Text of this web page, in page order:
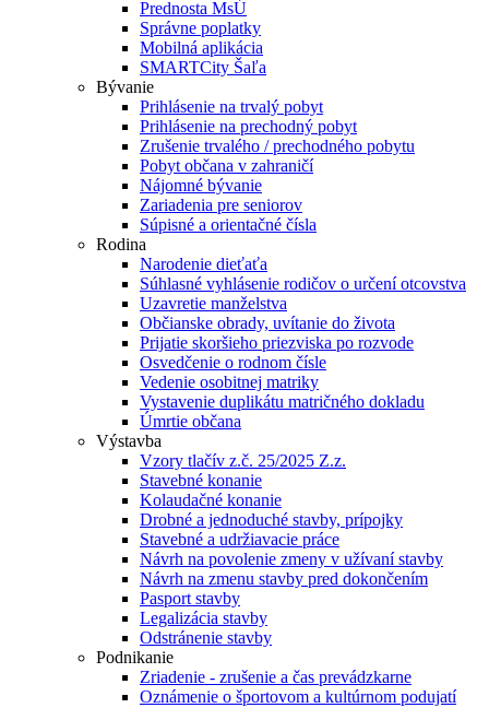
Prednosta MsÚ
Správne poplatky
Mobilná aplikácia
SMARTCity Šaľa
Bývanie
Prihlásenie na trvalý pobyt
Prihlásenie na prechodný pobyt
Zrušenie trvalého / prechodného pobytu
Pobyt občana v zahraničí
Nájomné bývanie
Zariadenia pre seniorov
Súpisné a orientačné čísla
Rodina
Narodenie dieťaťa
Súhlasné vyhlásenie rodičov o určení otcovstva
Uzavretie manželstva
Občianske obrady, uvítanie do života
Prijatie skoršieho priezviska po rozvode
Osvedčenie o rodnom čísle
Vedenie osobitnej matriky
Vystavenie duplikátu matričného dokladu
Úmrtie občana
Výstavba
Vzory tlačív z.č. 25/2025 Z.z.
Stavebné konanie
Kolaudačné konanie
Drobné a jednoduché stavby, prípojky
Stavebné a udržiavacie práce
Návrh na povolenie zmeny v užívaní stavby
Návrh na zmenu stavby pred dokončením
Pasport stavby
Legalizácia stavby
Odstránenie stavby
Podnikanie
Zriadenie - zrušenie a čas prevádzkarne
Oznámenie o športovom a kultúrnom podujatí